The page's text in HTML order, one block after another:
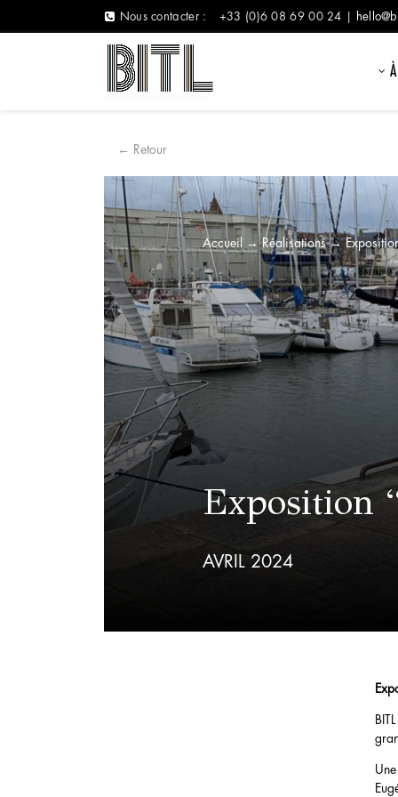
Nous contacter : +33 (0)6 08 69 00 24 |
← Retour
Accueil → Réalisations→
Exposition
AVRIL 2024